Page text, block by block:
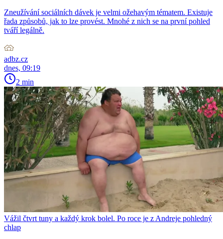
Zneužívání sociálních dávek je velmi ožehavým tématem. Existuje
řada způsobů, jak to lze provést. Mnohé z nich se na první pohled
tváří legálně.
adbz.cz
dnes, 09:19
2 min
Vážil čtvrt tuny a každý krok bolel. Po roce je z Andreje pohledný
chlap